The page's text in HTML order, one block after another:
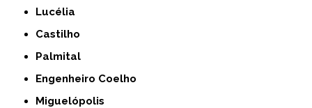
Lucélia
Castilho
Palmital
Engenheiro Coelho
Miguelópolis